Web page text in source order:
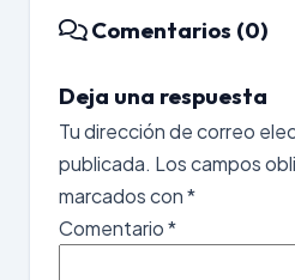
Comentarios (0)
Deja una respuesta
Tu dirección de correo
publicada. Los campos
marcados con*
Comentario*